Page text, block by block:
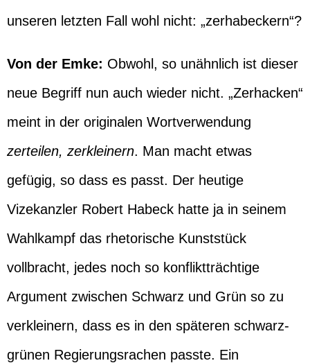
unseren letzten Fall wohl nicht: „zerhabeckern“?
Von der Emke: Obwohl, so unähnlich ist dieser
neue Begriff nun auch wieder nicht. „Zerhacken“
meint in der originalen Wortverwendung
zerteilen, zerkleinern. Man macht etwas
gefügig, so dass es passt. Der heutige
Vizekanzler Robert Habeck hatte ja in seinem
Wahlkampf das rhetorische Kunststück
vollbracht, jedes noch so konfliktträchtige
Argument zwischen Schwarz und Grün so zu
verkleinern, dass es in den späteren schwarz-
grünen Regierungsrachen passte. Ein